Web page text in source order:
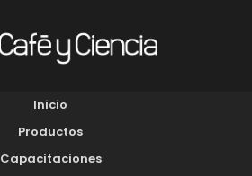
Inicio
Productos
Capacitaciones